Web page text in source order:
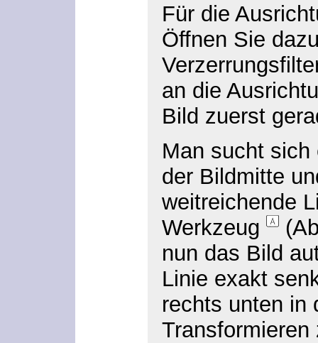
Für die
Öffnen Sie
an die
Bild zuerst
Man sucht
der Bildmitte
weitreichende
Werkzeug
nun das Bild
Linie exakt
rechts unten in
Transformieren